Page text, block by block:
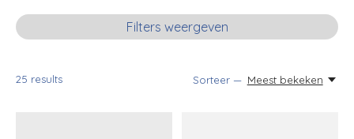
Filters weergeven
25 results Sorteer — Meest bekeken